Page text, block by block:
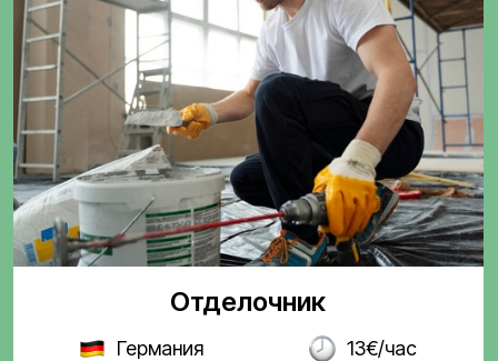
Отделочник
Германия 13€/час